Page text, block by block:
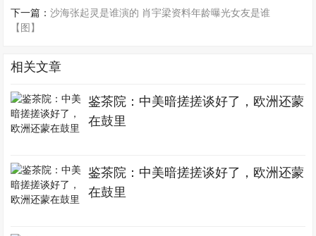
下一篇：沙海张起灵是谁演的 肖宇梁资料年龄曝光女友是谁
【图】
相关文章
鉴茶院：中美暗搓搓谈好了，欧洲还蒙
在鼓里
鉴茶院：中美暗搓搓谈好了，欧洲还蒙
在鼓里